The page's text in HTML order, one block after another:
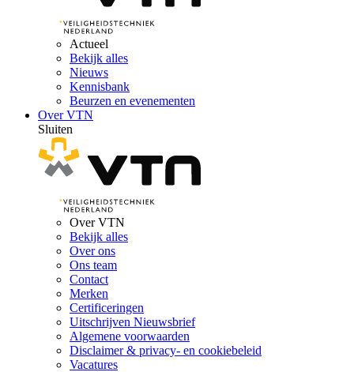
Actueel
Bekijk alles
Nieuws
Kennisbank
Beurzen en evenementen
Over VTN
Sluiten
Over VTN
Bekijk alles
Over ons
Ons team
Contact
Merken
Certificeringen
Uitschrijven Nieuwsbrief
Algemene voorwaarden
Disclaimer & privacy- en cookiebeleid
Vacatures